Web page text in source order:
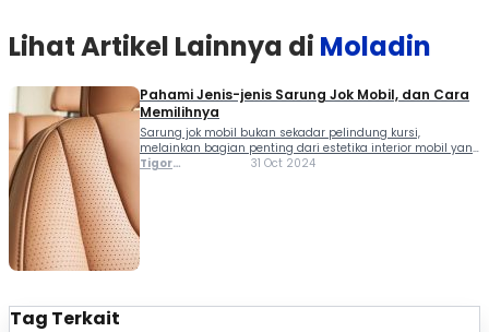
Lihat Artikel Lainnya di Moladin
Pahami Jenis-jenis Sarung Jok Mobil, dan Cara
Memilihnya
Sarung jok mobil bukan sekadar pelindung kursi,
melainkan bagian penting dari estetika interior mobil yang
kian digemari banyak pemilik kendaraan. Tren memasang
Tigor
31 Oct 2024
Tag Terkait